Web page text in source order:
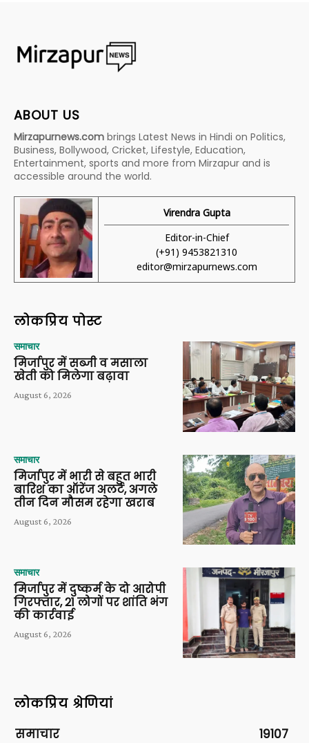
ABOUT US
Mirzapurnews.com brings Latest News in Hindi on Politics,
Business, Bollywood, Cricket, Lifestyle, Education,
Entertainment, sports and more from Mirzapur and is
accessible around the world.
Virendra Gupta
Editor-in-Chief
(+91) 9453821310
editor@mirzapurnews.com
लोकप्रिय पोस्ट
समाचार
मिर्जापुर में सब्जी व मसाला
खेती को मिलेगा बढ़ावा
August 6, 2026
समाचार
मिर्जापुर में भारी से बहुत भारी
बारिश का ऑरेंज अलर्ट, अगले
तीन दिन मौसम रहेगा खराब
August 6, 2026
समाचार
मिर्जापुर में दुष्कर्म के दो आरोपी
गिरफ्तार, 21 लोगों पर शांति भंग
की कार्रवाई
August 6, 2026
लोकप्रिय श्रेणियां
समाचार
19107